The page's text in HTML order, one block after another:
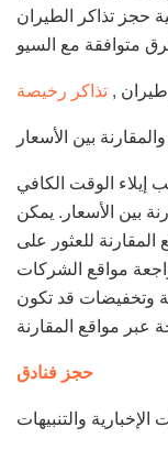
حجز تذاكر الطيران
, تذاكر رخيصة
بين الأسعار
الوقت الكافي
بين الأسعار. يمكن
للعثور على
مواقع الشركات
وتخفيضات قد تكون
عبر مواقع المقارنة
حجز فنادق
والتنبيهات